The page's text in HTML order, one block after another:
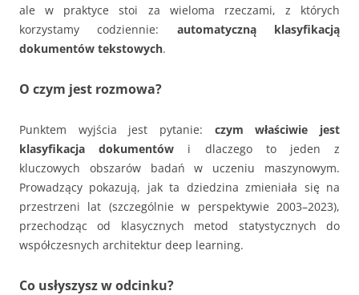
ale w praktyce stoi za wieloma rzeczami, z których
korzystamy codziennie: automatyczną klasyfikacją
dokumentów tekstowych.
O czym jest rozmowa?
Punktem wyjścia jest pytanie: czym właściwie jest
klasyfikacja dokumentów i dlaczego to jeden z
kluczowych obszarów badań w uczeniu maszynowym.
Prowadzący pokazują, jak ta dziedzina zmieniała się na
przestrzeni lat (szczególnie w perspektywie 2003–2023),
przechodząc od klasycznych metod statystycznych do
współczesnych architektur deep learning.
Co usłyszysz w odcinku?